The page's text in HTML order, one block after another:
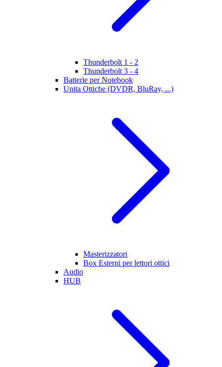
Thunderbolt 1 - 2
Thunderbolt 3 - 4
Batterie per Notebook
Unita Ottiche (DVDR, BluRay, ...)
Masterizzatori
Box Esterni per lettori ottici
Audio
HUB